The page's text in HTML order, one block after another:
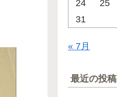
24
25
31
« 7月
最近の投稿